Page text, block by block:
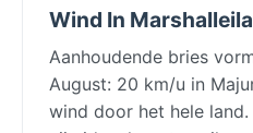
Wind In
Aanhoudende bries
August: 20 km/u in
wind door het hele